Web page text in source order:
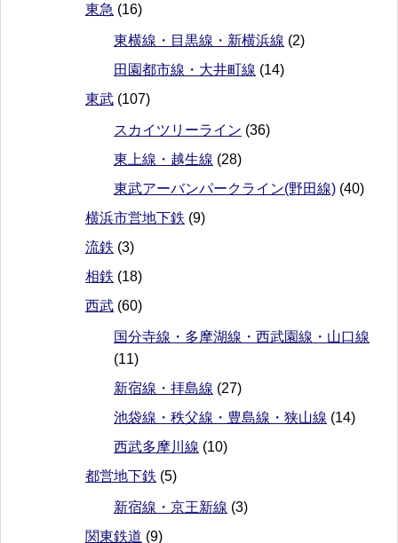
東急 (16)
東横線・目黒線・新横浜線 (2)
田園都市線・大井町線 (14)
東武 (107)
スカイツリーライン (36)
東上線・越生線 (28)
東武アーバンパークライン(野田線) (40)
横浜市営地下鉄 (9)
流鉄 (3)
相鉄 (18)
西武 (60)
国分寺線・多摩湖線・西武園線・山口線
(11)
新宿線・拝島線 (27)
池袋線・秩父線・豊島線・狭山線 (14)
西武多摩川線 (10)
都営地下鉄 (5)
新宿線・京王新線 (3)
関東鉄道 (9)